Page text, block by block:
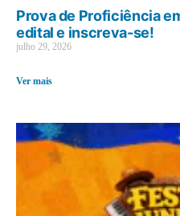
Prova de Proficiência
edital e inscreva-se!
julho 29, 2026
Ver mais